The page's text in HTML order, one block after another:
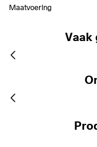
Maatvoering
Vaak